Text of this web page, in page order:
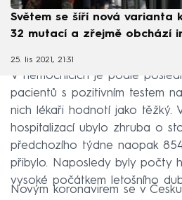
Světem se šíří nová varianta
32 mutací a zřejmě obchází
25. lis 2021, 21:31
V nemocnicích je podle
pacientů s pozitivním testem
nich lékaři hodnotí jako těžký.
hospitalizací ubylo zhruba o
předchozího týdne naopak
přibylo. Naposledy byly počty
vysoké počátkem letošního
Novým koronavirem se v